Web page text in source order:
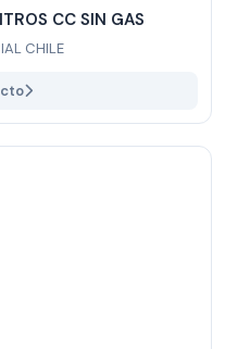
CC SIN GAS
CHILE